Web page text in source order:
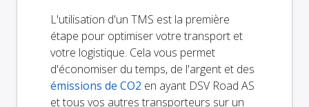
L'utilisation d'un TMS est la première
étape pour optimiser votre transport et
votre logistique. Cela vous permet
d'économiser du temps, de l'argent et des
émissions de CO2 en ayant DSV Road AS
et tous vos autres transporteurs sur un